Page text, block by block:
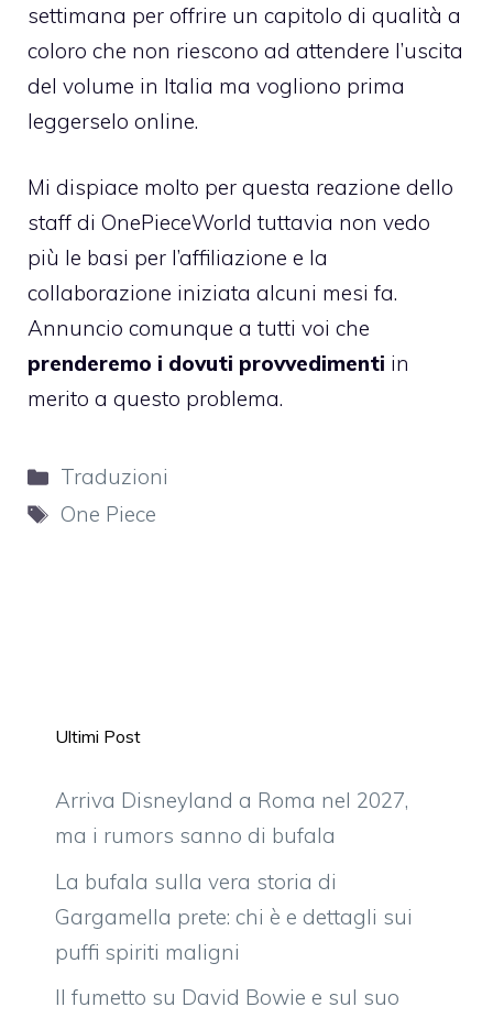
settimana per offrire un capitolo di qualità a
coloro che non riescono ad attendere l’uscita
del volume in Italia ma vogliono prima
leggerselo online.
Mi dispiace molto per questa reazione dello
staff di OnePieceWorld tuttavia non vedo
più le basi per l’affiliazione e la
collaborazione iniziata alcuni mesi fa.
Annuncio comunque a tutti voi che
prenderemo i dovuti provvedimenti in
merito a questo problema.
Categorie
Traduzioni
Tag
One Piece
Ultimi Post
Arriva Disneyland a Roma nel 2027,
ma i rumors sanno di bufala
La bufala sulla vera storia di
Gargamella prete: chi è e dettagli sui
puffi spiriti maligni
Il fumetto su David Bowie e sul suo